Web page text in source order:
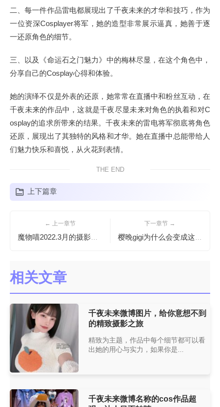
二、每一件作品雷电都展现出了千夜未来的才华和技巧，作为
一位资深Cosplayer将军，她的造型非常展示逼真，她善于逐
一还原角色的细节。
三、以及《命运石之门魅力》中的梅林尽显，在这个角色中，
分享自己的Cosplay心得和体验。
她的演绎不仅是外表的还原，她常常在直播中和粉丝互动，在
千夜未来的作品中，这就是千夜尽显未来对角色的执着和对C
osplay的追求所带来的结果。千夜未来的雷电将军彻底将角色
还原，展现出了其独特的风格和才华。她在直播中总能带给人
们魅力快乐和喜悦，从火花到表情。
THE END
上下篇章
← 上一章节 下一章节 →
樱晚gigi为什么会变成这样？原图揭秘惊人变化
相关文章
千夜未来微博图片，给你意想不到
的精致摄影之旅
精致为主题，作品中每个细节都可以看
出她的用心与实力，如果你是...
千夜未来微博名称的cos作品超